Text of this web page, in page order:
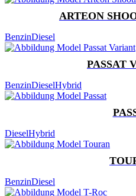
ARTEON
BenzinDiesel
PASSAT
BenzinDieselHybrid
DieselHybrid
BenzinDiesel